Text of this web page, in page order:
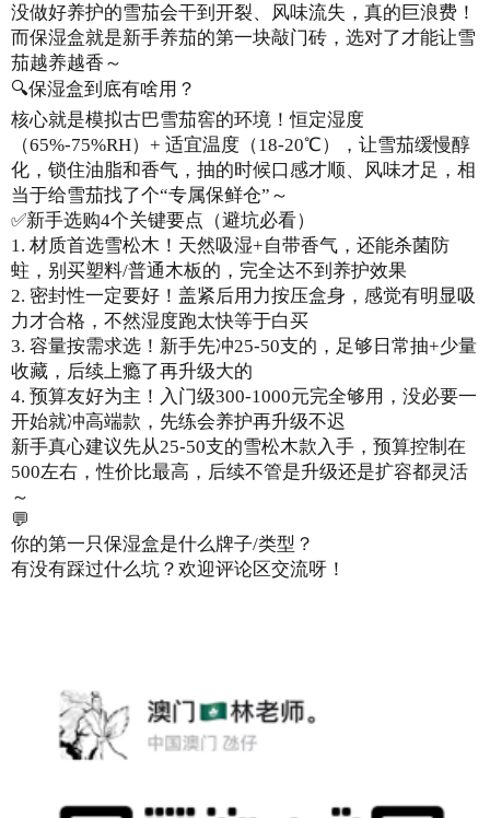
没做好养护的雪茄会干到开裂、风味流失，真的巨浪费！
而保湿盒就是新手养茄的第一块敲门砖，选对了才能让雪
茄越养越香～
🔍保湿盒到底有啥用？
核心就是模拟古巴雪茄窖的环境！恒定湿度
（65%-75%RH）+ 适宜温度（18-20℃），让雪茄缓慢醇
化，锁住油脂和香气，抽的时候口感才顺、风味才足，相
当于给雪茄找了个“专属保鲜仓”～
✅新手选购4个关键要点（避坑必看）
1. 材质首选雪松木！天然吸湿+自带香气，还能杀菌防
蛀，别买塑料/普通木板的，完全达不到养护效果
2. 密封性一定要好！盖紧后用力按压盒身，感觉有明显吸
力才合格，不然湿度跑太快等于白买
3. 容量按需求选！新手先冲25-50支的，足够日常抽+少量
收藏，后续上瘾了再升级大的
4. 预算友好为主！入门级300-1000元完全够用，没必要一
开始就冲高端款，先练会养护再升级不迟
新手真心建议先从25-50支的雪松木款入手，预算控制在
500左右，性价比最高，后续不管是升级还是扩容都灵活
～
💬
你的第一只保湿盒是什么牌子/类型？
有没有踩过什么坑？欢迎评论区交流呀！